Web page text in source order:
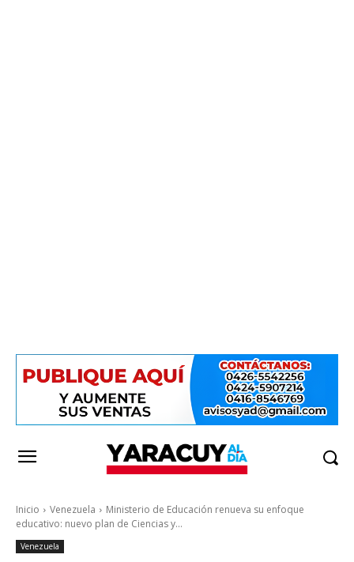
Inicio Venezuela
Ministerio de Educación renueva su enfoque
educativo: nuevo plan de Ciencias y...
Venezuela